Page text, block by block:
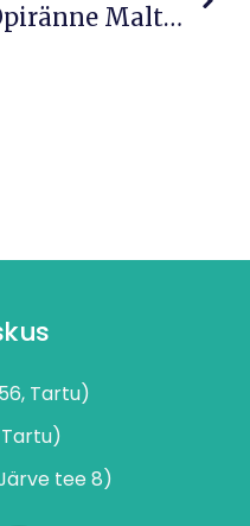
Õpiränne Maltale
Tartu)
Tartu)
tee 8)